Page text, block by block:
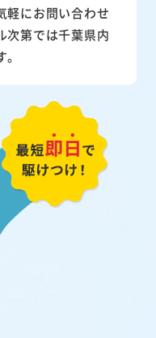
軽にお問い合わせ
次第では千葉県内